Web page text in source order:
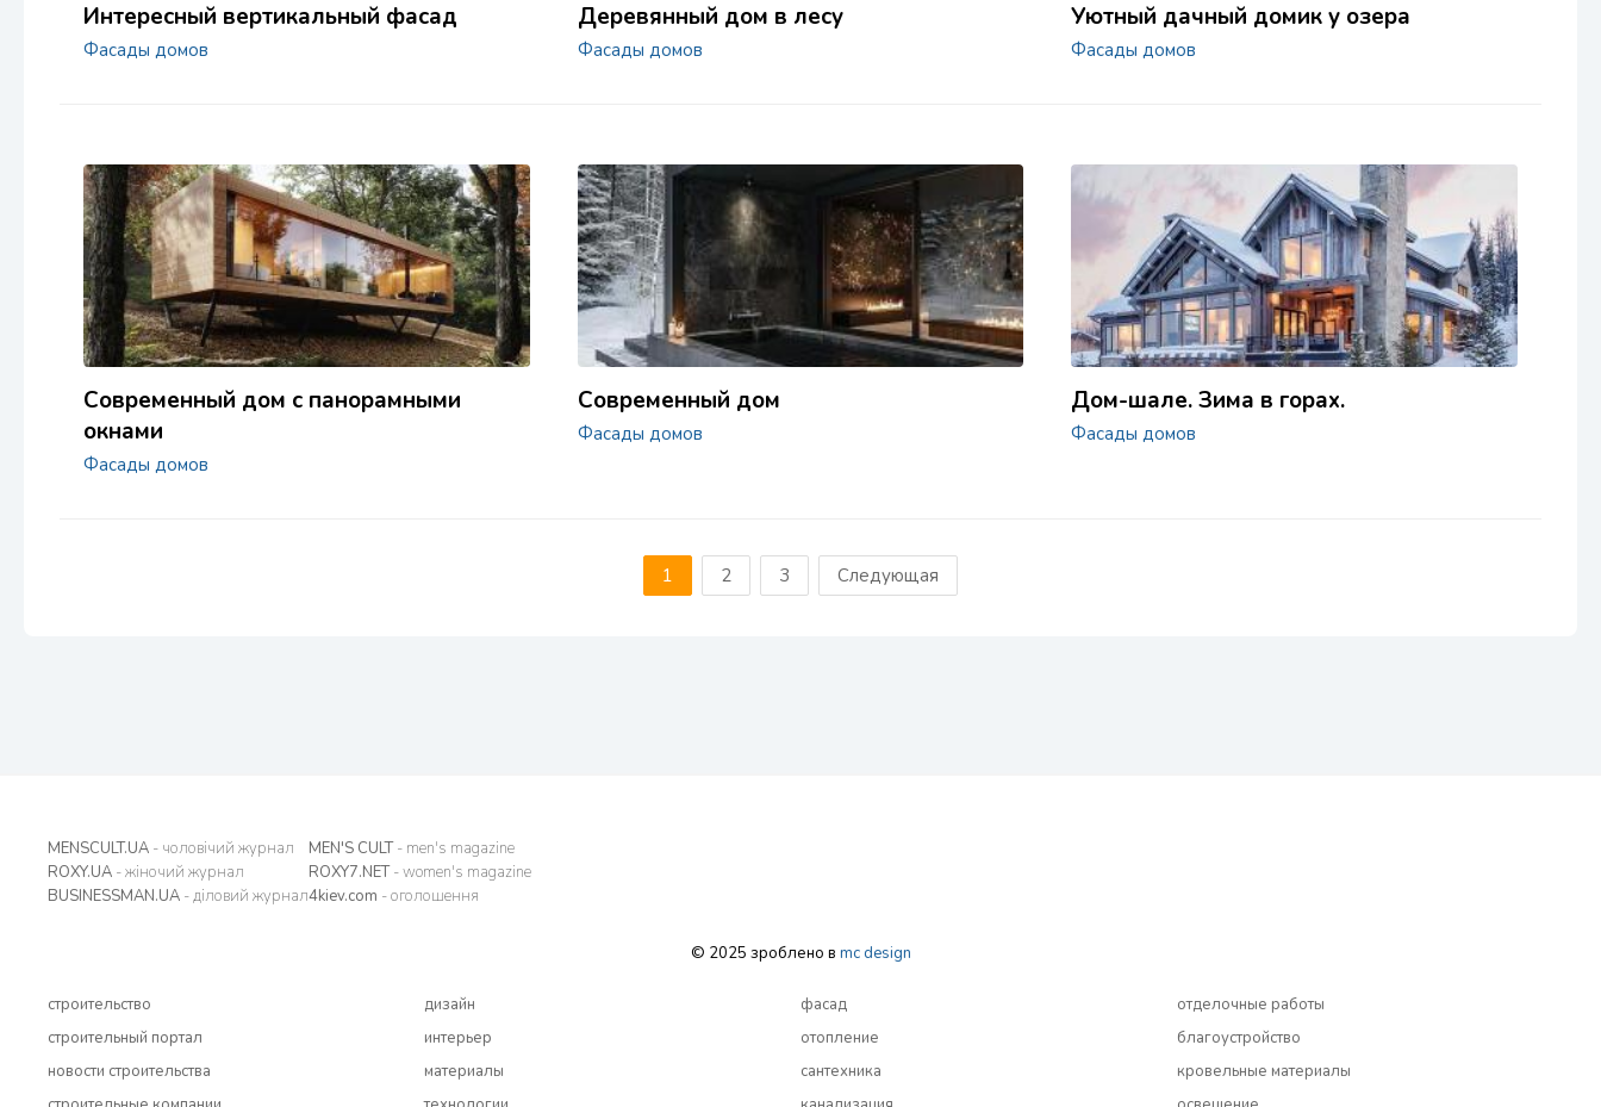
Интересный вертикальный фасад
Фасады домов
Деревянный дом в лесу
Фасады домов
Уютный дачный домик у озера
Фасады домов
Современный дом с панорамными
окнами
Фасады домов
Современный дом
Фасады домов
Дом-шале. Зима в горах.
Фасады домов
1 2 3 Следующая
MENSCULT.UA - чоловічий журнал
ROXY.UA - жіночий журнал
BUSINESSMAN.UA - діловий журнал
MEN'S CULT- men's magazine
ROXY7.NET- women's magazine
4kiev.com - оголошення
© 2025 зроблено в mc design
строительство
строительный портал
новости строительства
дизайн
интерьер
материалы
фасад
отопление
сантехника
отделочные работы
благоустройство
кровельные материалы